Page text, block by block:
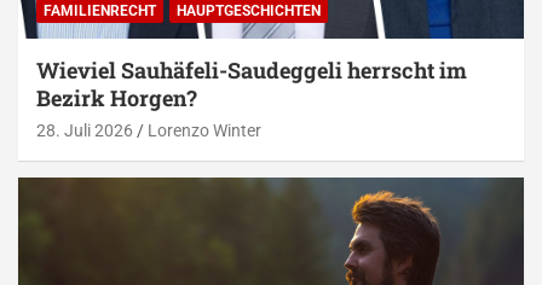
FAMILIENRECHT HAUPTGESCHICHTEN
Wieviel Sauhäfeli-Saudeggeli herrscht im
Bezirk Horgen?
28. Juli 2026 Lorenzo Winter